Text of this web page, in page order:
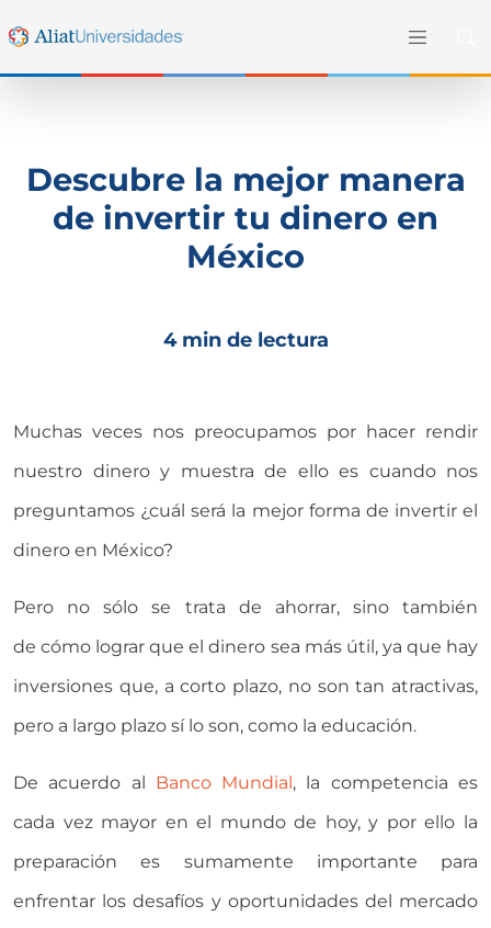
Descubre la mejor manera
de invertir tu dinero en
México
4 min de lectura
Muchas veces nos preocupamos por hacer rendir
nuestro dinero y muestra de ello es cuando nos
preguntamos ¿cuál será la mejor forma de invertir el
dinero en México?
Pero no sólo se trata de ahorrar, sino también
de cómo lograr que el dinero sea más útil, ya que hay
inversiones que, a corto plazo, no son tan atractivas,
pero a largo plazo sí lo son, como la educación.
De acuerdo al Banco Mundial, la competencia es
cada vez mayor en el mundo de hoy, y por ello la
preparación es sumamente importante para
enfrentar los desafíos y oportunidades del mercado